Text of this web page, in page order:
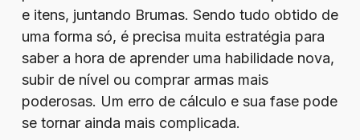
e itens, juntando Brumas. Sendo tudo obtido de
uma forma só, é precisa muita estratégia para
saber a hora de aprender uma habilidade nova,
subir de nível ou comprar armas mais
poderosas. Um erro de cálculo e sua fase pode
se tornar ainda mais complicada.